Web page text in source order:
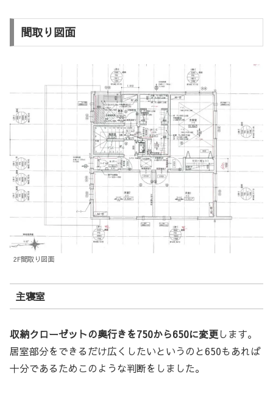
間取り図面
2F間取り図面
主寝室
収納クローゼットの奥行きを750から650に変更します。
居室部分をできるだけ広くしたいというのと650もあれば
十分であるためこのような判断をしました。